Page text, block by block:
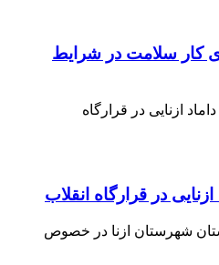
کار سلامت در شرایط
در قرارگاه انقلاب